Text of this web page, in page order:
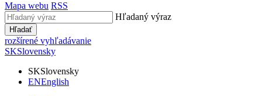
Mapa webu RSS
Hľadaný výraz
Hľadať
rozšírené vyhľadávanie
SKSlovensky
SKSlovensky
ENEnglish